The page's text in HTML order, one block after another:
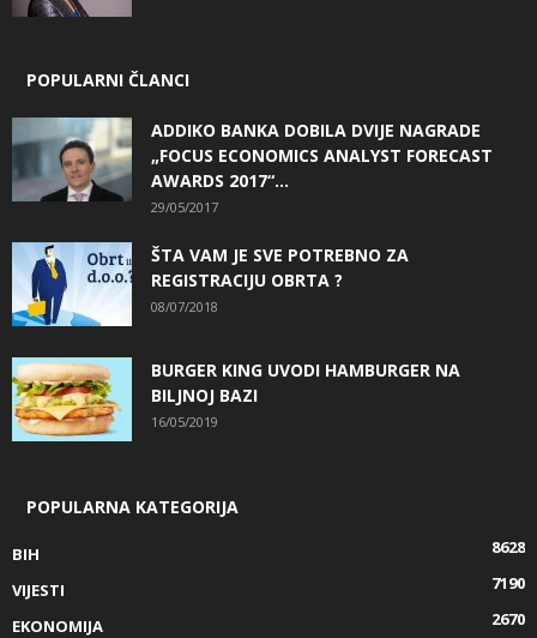
POPULARNI ČLANCI
ADDIKO BANKA DOBILA DVIJE NAGRADE
„FOCUS ECONOMICS ANALYST FORECAST
AWARDS 2017“...
29/05/2017
ŠTA VAM JE SVE POTREBNO ZA
REGISTRACIJU OBRTA ?
08/07/2018
BURGER KING UVODI HAMBURGER NA
BILJNOJ BAZI
16/05/2019
POPULARNA KATEGORIJA
BIH
8628
VIJESTI
7190
EKONOMIJA
2670